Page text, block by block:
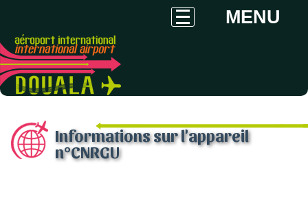
MENU
Informations sur l'appareil
n°CNRGU